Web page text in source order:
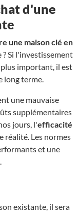
d'une
une maison clé en
Si l'investissement
important, il est
long terme.
une mauvaise
supplémentaires
jours, l'efficacité
réalité. Les normes
et une
existante, il sera